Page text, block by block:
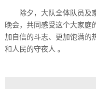
除夕，大队全体队员及
晚会，共同感受这个大家庭
加自信的斗志、更加饱满的
和人民的守夜人 。